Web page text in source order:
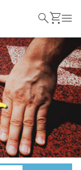
searchshopping_cartmenu